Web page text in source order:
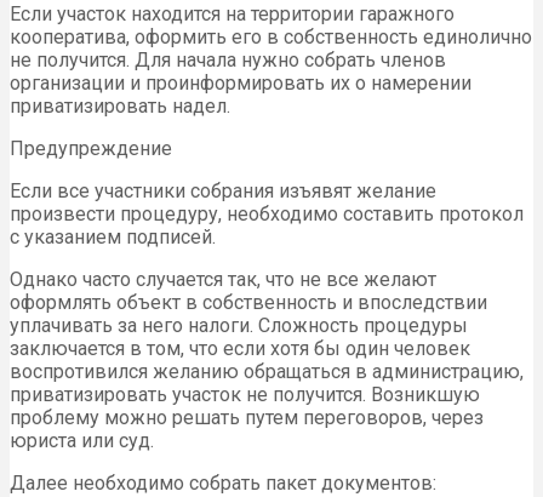
Если участок находится на территории гаражного
кооператива, оформить его в собственность единолично
не получится. Для начала нужно собрать членов
организации и проинформировать их о намерении
приватизировать надел.
Предупреждение
Если все участники собрания изъявят желание
произвести процедуру, необходимо составить протокол
с указанием подписей.
Однако часто случается так, что не все желают
оформлять объект в собственность и впоследствии
уплачивать за него налоги. Сложность процедуры
заключается в том, что если хотя бы один человек
воспротивился желанию обращаться в администрацию,
приватизировать участок не получится. Возникшую
проблему можно решать путем переговоров, через
юриста или суд.
Далее необходимо собрать пакет документов: